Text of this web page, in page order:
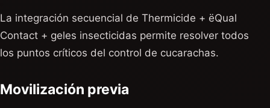
La integración secuencial de Thermicide + ëQual
Contact + geles insecticidas permite resolver todos
los puntos críticos del control de cucarachas.
Movilización previa